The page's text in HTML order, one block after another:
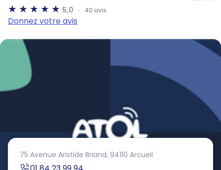
5,0 40 avis
Donnez votre avis
75 Avenue Aristide Briand, 94110 Arcueil